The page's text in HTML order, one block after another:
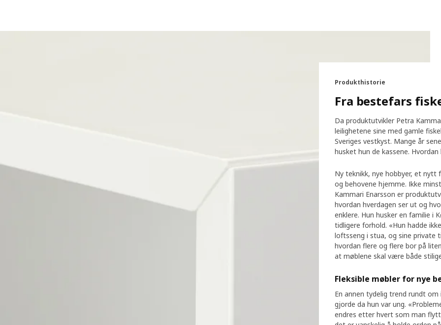
Produkthistorie
Fra bestefars
Da produktutvikler Petra
leilighetene sine med gamle
Sveriges vestkyst. Mange år
husket hun de kassene.
Ny teknikk, nye hobbyer, et
og behovene hjemme. Ikke
Kammari Enarsson er
hvordan hverdagen ser ut og
enklere. Hun husker en familie i
tidligere forhold. «Hun hadde
loftsseng i stua, og sine private
hvordan flere og flere bor på
at møblene skal være både
Fleksible møbler for nye
En annen tydelig trend rundt
gjorde da hun var ung.
endres etter hvert som man